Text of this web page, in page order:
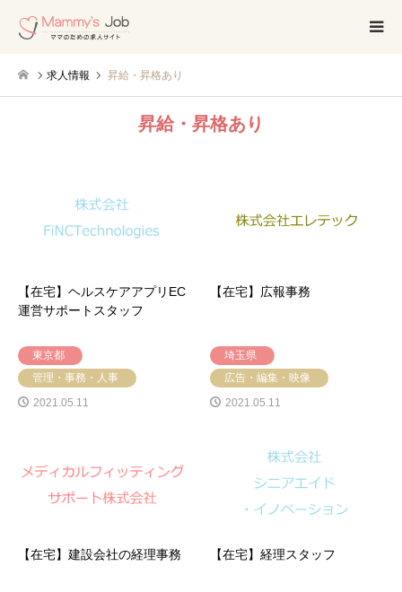
求人情報 昇給・昇格あり
昇給・昇格あり
【在宅】ヘルスケアアプリEC
運営サポートスタッフ
東京都
管理・事務・人事
2021.05.11
【在宅】広報事務
埼玉県
広告・編集・映像
2021.05.11
【在宅】建設会社の経理事務 【在宅】経理スタッフ